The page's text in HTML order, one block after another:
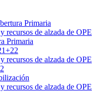
Primaria
recursos de alzada de OPE
Primaria
recursos de alzada de OPE
recursos de alzada de OPE